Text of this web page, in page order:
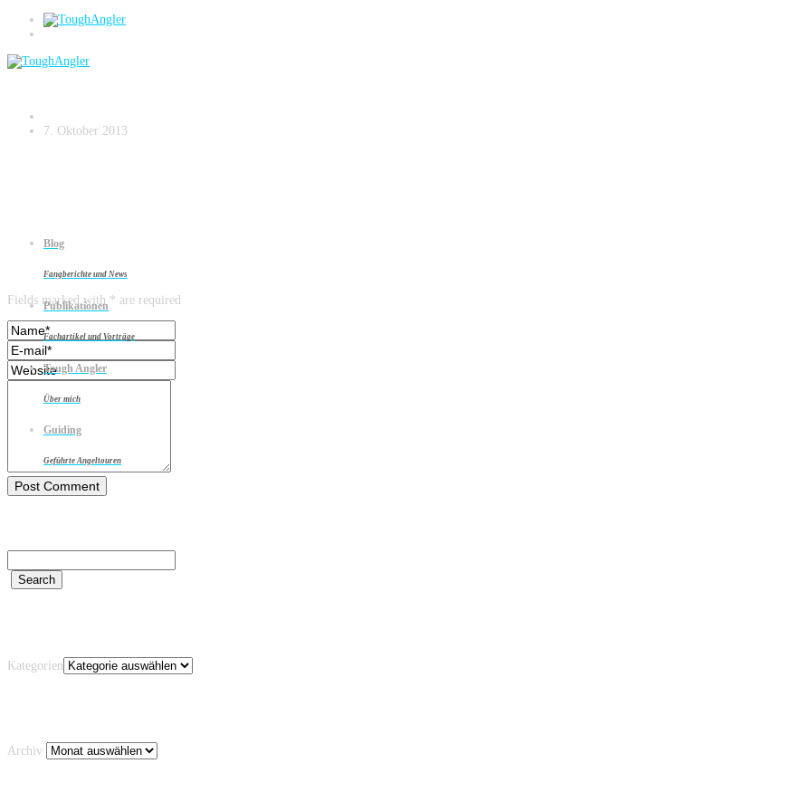
Blog
Fangberichte und News
Publikationen
Fachartikel und Vorträge
Tough Angler
Über mich
Guiding
Geführte Angeltouren
kapital-am-kanal-2
7. Oktober 2013
Leave a reply
Fields marked with * are required
Kategorien
Archiv